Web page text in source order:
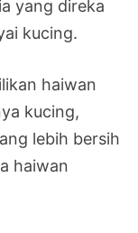
yang direka
kucing.
haiwan
kucing,
lebih bersih
haiwan